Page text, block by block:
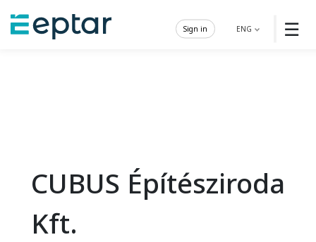
☰
ENG
Sign in
CUBUS Építésziroda
Kft.